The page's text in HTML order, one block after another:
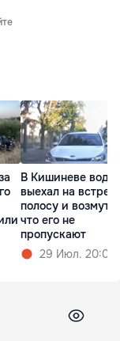
В Кишиневе
выехал на
полосу и
что его не
пропускают
29 Июл. 20:05